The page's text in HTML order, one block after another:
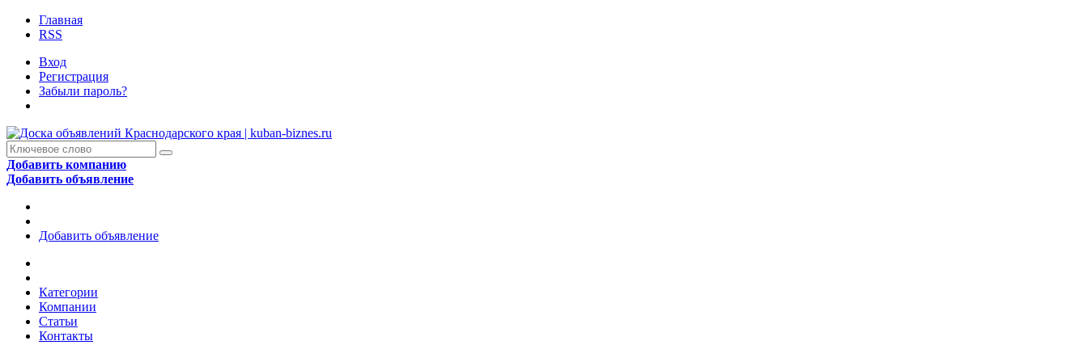
Главная
RSS
Вход
Регистрация
Забыли пароль?
Добавить компанию
Добавить объявление
Добавить объявление
Категории
Компании
Статьи
Контакты